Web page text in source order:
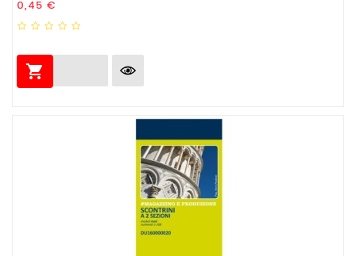
Prezzo
0,45 €
